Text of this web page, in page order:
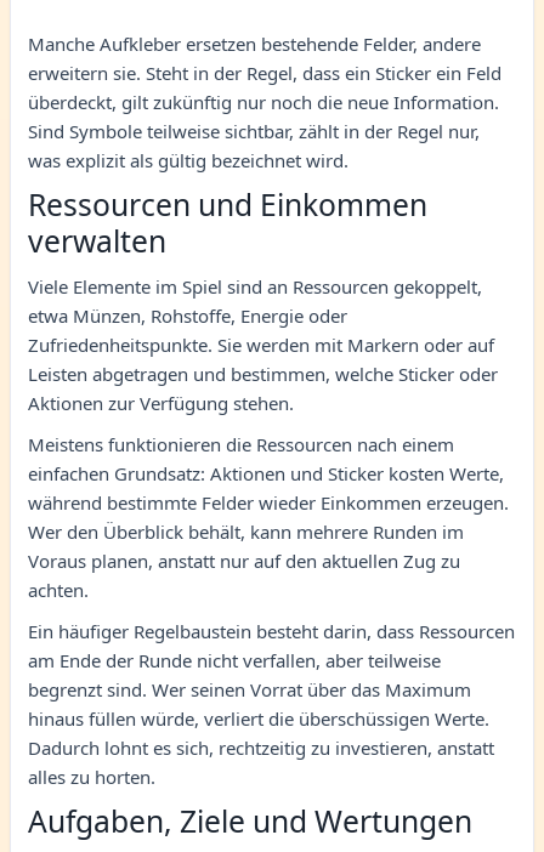
Manche Aufkleber ersetzen bestehende Felder, andere
erweitern sie. Steht in der Regel, dass ein Sticker ein Feld
überdeckt, gilt zukünftig nur noch die neue Information.
Sind Symbole teilweise sichtbar, zählt in der Regel nur,
was explizit als gültig bezeichnet wird.
Ressourcen und Einkommen
verwalten
Viele Elemente im Spiel sind an Ressourcen gekoppelt,
etwa Münzen, Rohstoffe, Energie oder
Zufriedenheitspunkte. Sie werden mit Markern oder auf
Leisten abgetragen und bestimmen, welche Sticker oder
Aktionen zur Verfügung stehen.
Meistens funktionieren die Ressourcen nach einem
einfachen Grundsatz: Aktionen und Sticker kosten Werte,
während bestimmte Felder wieder Einkommen erzeugen.
Wer den Überblick behält, kann mehrere Runden im
Voraus planen, anstatt nur auf den aktuellen Zug zu
achten.
Ein häufiger Regelbaustein besteht darin, dass Ressourcen
am Ende der Runde nicht verfallen, aber teilweise
begrenzt sind. Wer seinen Vorrat über das Maximum
hinaus füllen würde, verliert die überschüssigen Werte.
Dadurch lohnt es sich, rechtzeitig zu investieren, anstatt
alles zu horten.
Aufgaben, Ziele und Wertungen